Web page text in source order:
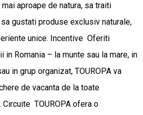
aproape de natura, sa traiti
gustati produse exclusiv naturale,
unice. Incentive Oferiti
in Romania – la munte sau la mare, in
in grup organizat, TOUROPA va
de vacanta de la toate
TOUROPA ofera o